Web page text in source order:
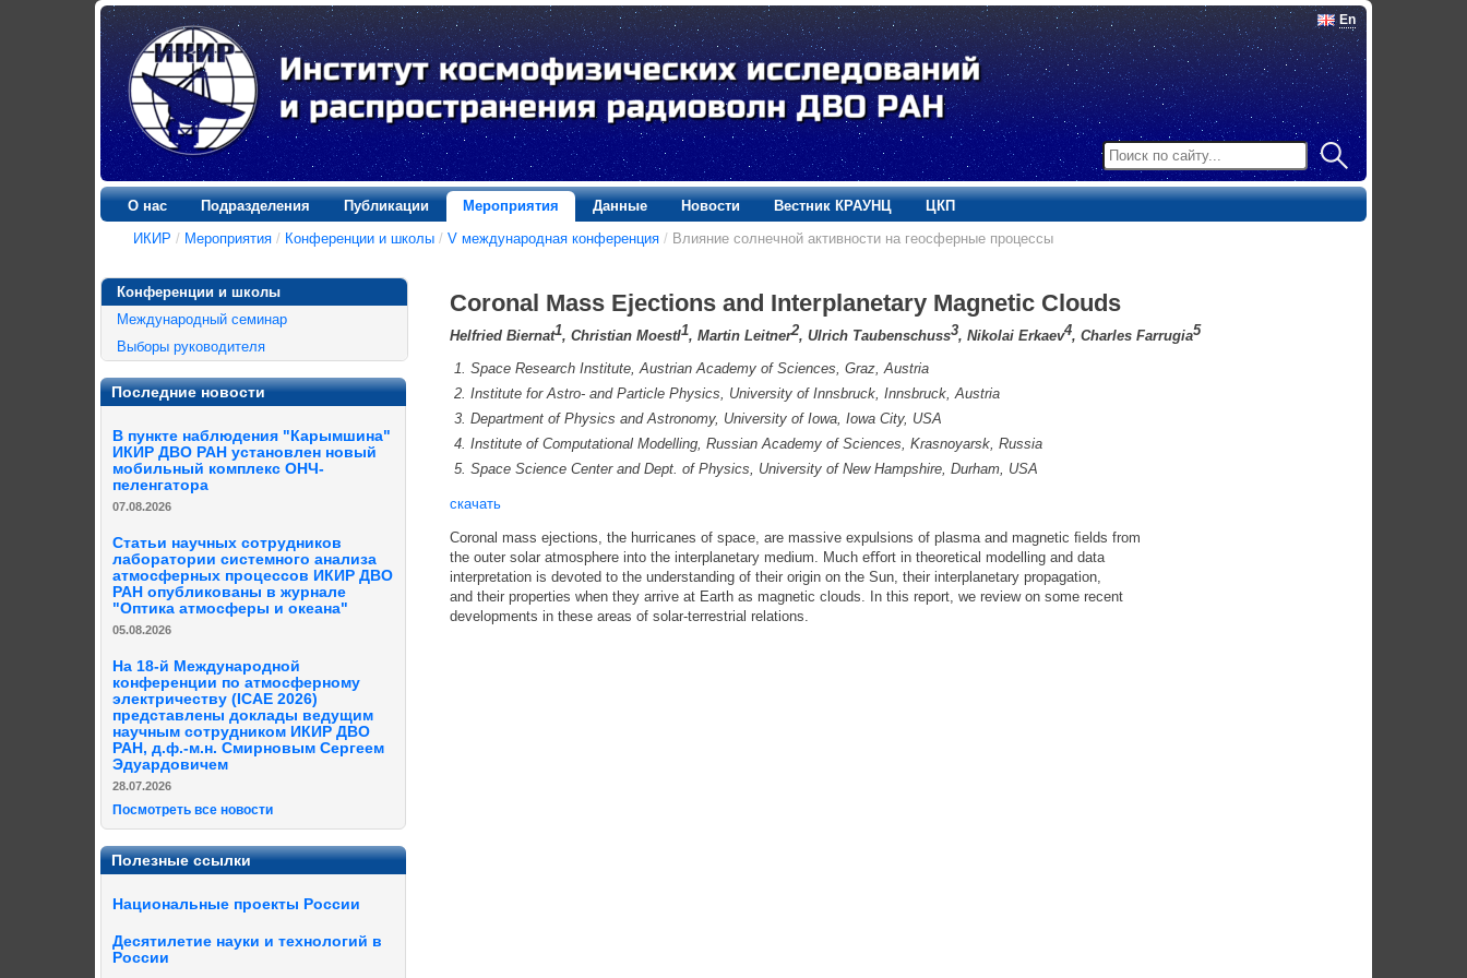
En
О нас Подразделения Публикации Мероприятия Данные Новости Вестник КРАУНЦ
ЦКП
ИКИР / Мероприятия / Конференции и школы / V международная конференция / Влияние солнечной активности на геосферные процессы
Конференции и школы
Международный семинар
Выборы руководителя
Последние новости
В пункте наблюдения "Карымшина"
ИКИР ДВО РАН установлен новый
мобильный комплекс ОНЧ-
пеленгатора
07.08.2026
Статьи научных сотрудников
лаборатории системного анализа
атмосферных процессов ИКИР ДВО
РАН опубликованы в журнале
"Оптика атмосферы и океана"
05.08.2026
На 18-й Международной
конференции по атмосферному
электричеству (ICAE 2026)
представлены доклады ведущим
научным сотрудником ИКИР ДВО
РАН, д.ф.-м.н. Смирновым Сергеем
Эдуардовичем
28.07.2026
Посмотреть все новости
Полезные ссылки
Национальные проекты России
Десятилетие науки и технологий в
России
Coronal Mass Ejections and Interplanetary Magnetic Clouds
Helfried Biernat1, Christian Moestl1, Martin Leitner2, Ulrich Taubenschuss3, Nikolai Erkaev4, Charles Farrugia5
Space Research Institute, Austrian Academy of Sciences, Graz, Austria
Institute for Astro- and Particle Physics, University of Innsbruck, Innsbruck, Austria
Department of Physics and Astronomy, University of Iowa, Iowa City, USA
Institute of Computational Modelling, Russian Academy of Sciences, Krasnoyarsk, Russia
Space Science Center and Dept. of Physics, University of New Hampshire, Durham, USA
скачать
Coronal mass ejections, the hurricanes of space, are massive expulsions of plasma and magnetic ﬁelds from
the outer solar atmosphere into the interplanetary medium. Much eﬀort in theoretical modelling and data
interpretation is devoted to the understanding of their origin on the Sun, their interplanetary propagation,
and their properties when they arrive at Earth as magnetic clouds. In this report, we review on some recent
developments in these areas of solar-terrestrial relations.